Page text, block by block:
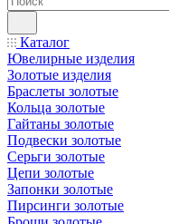
Каталог
Ювелирные изделия
Золотые изделия
Браслеты золотые
Кольца золотые
Гайтаны золотые
Подвески золотые
Серьги золотые
Цепи золотые
Запонки золотые
Пирсинги золотые